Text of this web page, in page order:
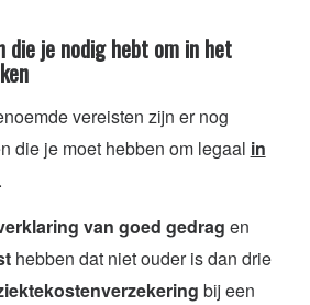
die je nodig hebt om in het
vereisten zijn er nog
die je moet hebben om legaal in
.
van goed gedrag en
hebben dat niet ouder is dan drie
bij een